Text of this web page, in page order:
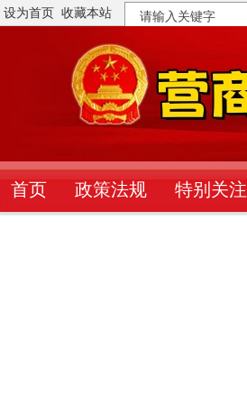
设为首页 收藏本站
搜
索
首页 政策法规 特别关注